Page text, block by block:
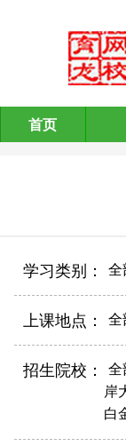
EMBA
首页
学习类别： 全
上课地点： 全
招生院校： 全
岸
白